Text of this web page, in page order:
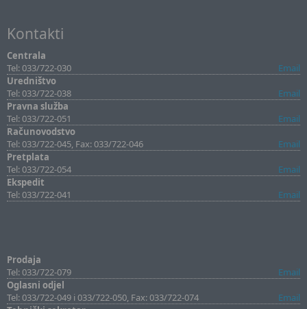
Kontakti
Centrala
Tel: 033/722-030
Email
Uredništvo
Tel: 033/722-038
Email
Pravna služba
Tel: 033/722-051
Email
Računovodstvo
Tel: 033/722-045, Fax: 033/722-046
Email
Pretplata
Tel: 033/722-054
Email
Ekspedit
Tel: 033/722-041
Email
Prodaja
Tel: 033/722-079
Email
Oglasni odjel
Tel: 033/722-049 i 033/722-050, Fax: 033/722-074
Email